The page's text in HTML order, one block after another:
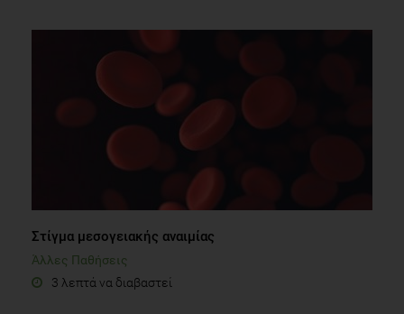
Στίγμα μεσογειακής αναιμίας
Άλλες Παθήσεις
3 λεπτά να διαβαστεί